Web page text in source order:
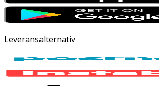
Leveransalternativ